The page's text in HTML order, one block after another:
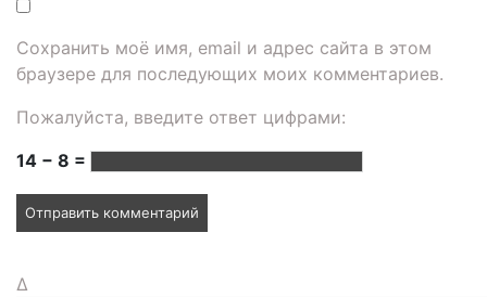
Сохранить моё имя, email и адрес сайта в этом
браузере для последующих моих комментариев.
Пожалуйста, введите ответ цифрами:
14 − 8 =
Δ